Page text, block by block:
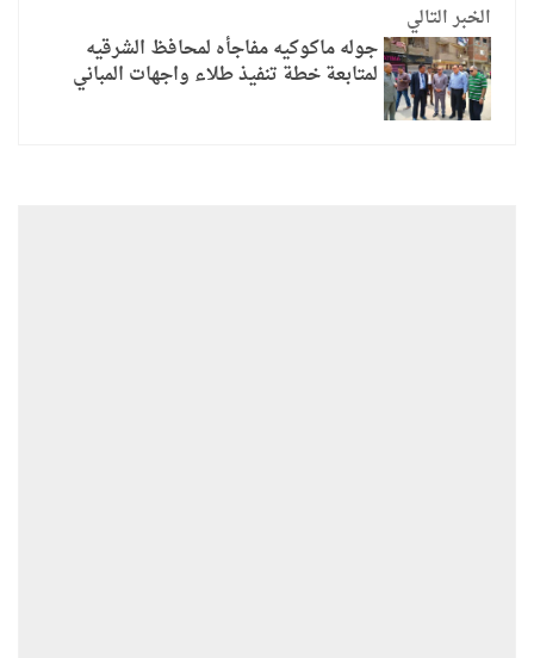
الخبر التالي
جوله ماكوكيه مفاجأه لمحافظ الشرقيه
لمتابعة خطة تنفيذ طلاء واجهات المباني